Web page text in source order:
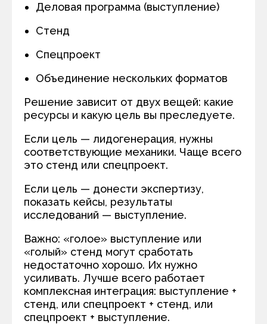
Деловая программа (выступление)
Стенд
Спецпроект
Объединение нескольких форматов
Решение зависит от двух вещей: какие
ресурсы и какую цель вы преследуете.
Если цель — лидогенерация, нужны
соответствующие механики. Чаще всего
это стенд или спецпроект.
Если цель — донести экспертизу,
показать кейсы, результаты
исследований — выступление.
Важно: «голое» выступление или
«голый» стенд могут сработать
недостаточно хорошо. Их нужно
усиливать. Лучше всего работает
комплексная интеграция: выступление +
стенд, или спецпроект + стенд, или
спецпроект + выступление.